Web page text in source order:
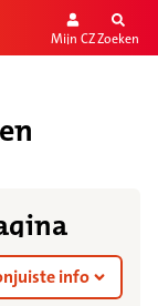
Mijn CZZoeken
info